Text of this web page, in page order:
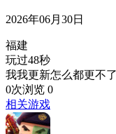
2026年06月30日
福建
玩过48秒
我我更新怎么都更不
0次浏览 0
相关游戏